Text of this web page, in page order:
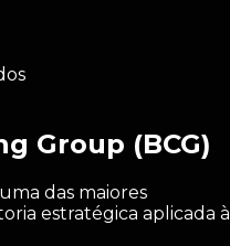
Group (BCG)
das maiores
estratégica aplicada à